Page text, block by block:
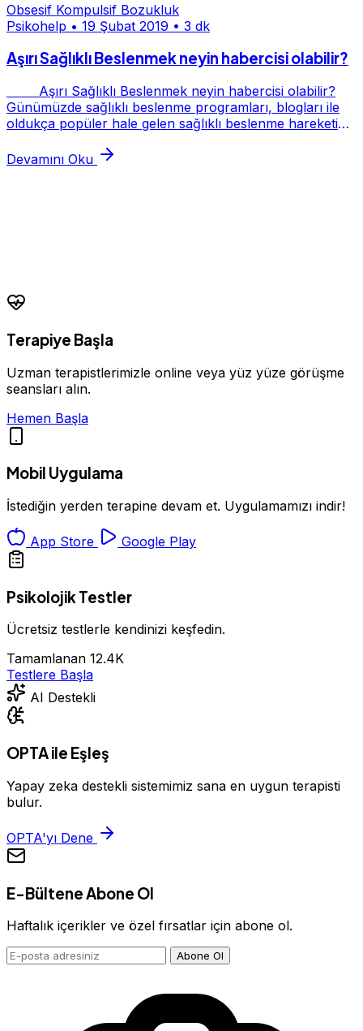
Obsesif Kompulsif Bozukluk
Psikohelp • 19 Şubat 2019 • 3 dk
Aşırı Sağlıklı Beslenmek neyin habercisi olabilir?
Aşırı Sağlıklı Beslenmek neyin habercisi olabilir?
Günümüzde sağlıklı beslenme programları, blogları ile
oldukça popüler hale gelen sağlıklı beslenme hareketinin
Devamını Oku
Terapiye Başla
Uzman terapistlerimizle online veya yüz yüze görüşme
seansları alın.
Hemen Başla
Mobil Uygulama
İstediğin yerden terapine devam et. Uygulamamızı indir!
App Store Google Play
Psikolojik Testler
Ücretsiz testlerle kendinizi keşfedin.
Tamamlanan 12.4K
Testlere Başla
AI Destekli
OPTA ile Eşleş
Yapay zeka destekli sistemimiz sana en uygun terapisti
bulur.
OPTA'yı Dene
E-Bültene Abone Ol
Haftalık içerikler ve özel fırsatlar için abone ol.
Abone Ol